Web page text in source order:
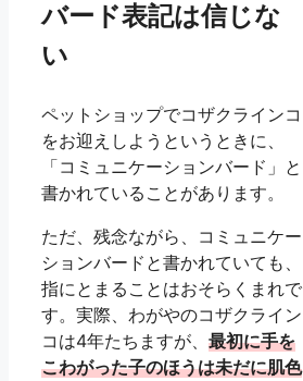
バード表記は信じな
い
ペットショップでコザクラインコ
をお迎えしようというときに、
「コミュニケーションバード」と
書かれていることがあります。
ただ、残念ながら、コミュニケー
ションバードと書かれていても、
指にとまることはおそらくまれで
す。実際、わがやのコザクライン
コは4年たちますが、 最初に手を
こわがった子のほうは未だに肌色